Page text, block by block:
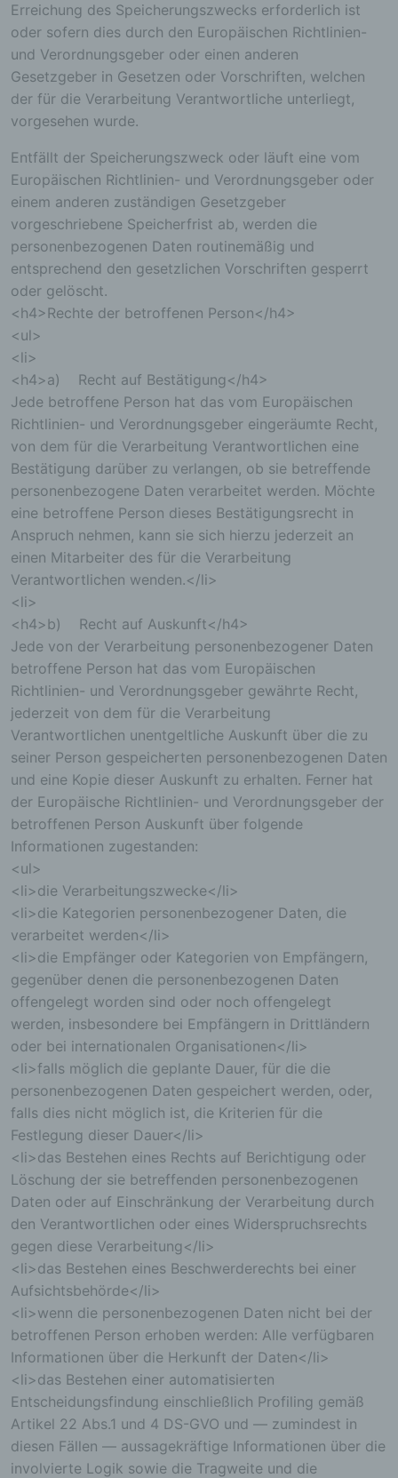
Erreichung des Speicherungszwecks erforderlich ist
oder sofern dies durch den Europäischen Richtlinien-
und Verordnungsgeber oder einen anderen
Gesetzgeber in Gesetzen oder Vorschriften, welchen
der für die Verarbeitung Verantwortliche unterliegt,
vorgesehen wurde.
Entfällt der Speicherungszweck oder läuft eine vom
Europäischen Richtlinien- und Verordnungsgeber oder
einem anderen zuständigen Gesetzgeber
vorgeschriebene Speicherfrist ab, werden die
personenbezogenen Daten routinemäßig und
entsprechend den gesetzlichen Vorschriften gesperrt
oder gelöscht.
<h4>Rechte der betroffenen Person</h4>
<ul>
<li>
<h4>a) Recht auf Bestätigung</h4>
Jede betroffene Person hat das vom Europäischen
Richtlinien- und Verordnungsgeber eingeräumte Recht,
von dem für die Verarbeitung Verantwortlichen eine
Bestätigung darüber zu verlangen, ob sie betreffende
personenbezogene Daten verarbeitet werden. Möchte
eine betroffene Person dieses Bestätigungsrecht in
Anspruch nehmen, kann sie sich hierzu jederzeit an
einen Mitarbeiter des für die Verarbeitung
Verantwortlichen wenden.</li>
<li>
<h4>b) Recht auf Auskunft</h4>
Jede von der Verarbeitung personenbezogener Daten
betroffene Person hat das vom Europäischen
Richtlinien- und Verordnungsgeber gewährte Recht,
jederzeit von dem für die Verarbeitung
Verantwortlichen unentgeltliche Auskunft über die zu
seiner Person gespeicherten personenbezogenen Daten
und eine Kopie dieser Auskunft zu erhalten. Ferner hat
der Europäische Richtlinien- und Verordnungsgeber der
betroffenen Person Auskunft über folgende
Informationen zugestanden:
<ul>
<li>die Verarbeitungszwecke</li>
<li>die Kategorien personenbezogener Daten, die
verarbeitet werden</li>
<li>die Empfänger oder Kategorien von Empfängern,
gegenüber denen die personenbezogenen Daten
offengelegt worden sind oder noch offengelegt
werden, insbesondere bei Empfängern in Drittländern
oder bei internationalen Organisationen</li>
<li>falls möglich die geplante Dauer, für die die
personenbezogenen Daten gespeichert werden, oder,
falls dies nicht möglich ist, die Kriterien für die
Festlegung dieser Dauer</li>
<li>das Bestehen eines Rechts auf Berichtigung oder
Löschung der sie betreffenden personenbezogenen
Daten oder auf Einschränkung der Verarbeitung durch
den Verantwortlichen oder eines Widerspruchsrechts
gegen diese Verarbeitung</li>
<li>das Bestehen eines Beschwerderechts bei einer
Aufsichtsbehörde</li>
<li>wenn die personenbezogenen Daten nicht bei der
betroffenen Person erhoben werden: Alle verfügbaren
Informationen über die Herkunft der Daten</li>
<li>das Bestehen einer automatisierten
Entscheidungsfindung einschließlich Profiling gemäß
Artikel 22 Abs.1 und 4 DS-GVO und — zumindest in
diesen Fällen — aussagekräftige Informationen über die
involvierte Logik sowie die Tragweite und die
Cookies in dem genutzten Internetbrowser, sind
unter Umständen nicht alle Funktionen unserer
Internetseite vollumfänglich nutzbar.
Erfassung von allgemeinen Daten und
Informationen
Internetseite durch eine betroffene Person oder ein
automatisiertes System eine Reihe von
allgemeinen Daten und Informationen. Diese
allgemeinen Daten und Informationen werden in
den Logfiles des Servers gespeichert. Erfasst
werden können die (1) verwendeten Browsertypen
und Versionen, (2) das vom zugreifenden System
verwendete Betriebssystem, (3) die Internetseite,
von welcher ein zugreifendes System auf unsere
Internetseite gelangt (sogenannte Referrer), (4) die
Unterwebseiten, welche über ein zugreifendes
Protokoll-Adresse (IP-Adresse), (7) der Internet-
Service-Provider des zugreifenden Systems und
(8) sonstige ähnliche Daten und Informationen, die
der Gefahrenabwehr im Falle von Angriffen auf
unsere informationstechnologischen Systeme
Bei der Nutzung dieser allgemeinen Daten und
Informationen ziehen wird keine Rückschlüsse auf
die betroffene Person. Diese Informationen werden
vielmehr benötigt, um (1) die Inhalte unserer
Internetseite korrekt auszuliefern, (2) die Inhalte
unserer Internetseite sowie die Werbung für diese
zu optimieren, (3) die dauerhafte
informationstechnologischen Systeme und der
Technik unserer Internetseite zu gewährleisten
sowie (4) um Strafverfolgungsbehörden im Falle
eines Cyberangriffes die zur Strafverfolgung
notwendigen Informationen bereitzustellen. Diese
anonym erhobenen Daten und Informationen
werden durch uns daher einerseits statistisch und
ferner mit dem Ziel ausgewertet, den Datenschutz
und die Datensicherheit in unserem Unternehmen
zu erhöhen, um letztlich ein optimales
Schutzniveau für die von uns verarbeiteten
personenbezogenen Daten sicherzustellen. Die
anonymen Daten der Server-Logfiles werden
getrennt von allen durch eine betroffene Person
angegebenen personenbezogenen Daten
gespeichert.
Registrierung auf unserer Internetseite
Die betroffene Person hat die Möglichkeit, sich auf
der Internetseite des für die Verarbeitung
Verantwortlichen unter Angabe von
personenbezogenen Daten zu registrieren.
Welche personenbezogenen Daten dabei an den
für die Verarbeitung Verantwortlichen übermittelt
werden, ergibt sich aus der jeweiligen
Eingabemaske, die für die Registrierung
verwendet wird. Die von der betroffenen Person
eingegebenen personenbezogenen Daten werden
ausschließlich für die interne Verwendung bei dem
für die Verarbeitung Verantwortlichen und für
eigene Zwecke erhoben und gespeichert. Der für
die Verarbeitung Verantwortliche kann die
Weitergabe an einen oder mehrere
Auftragsverarbeiter, beispielsweise einen
Paketdienstleister, veranlassen, der die
personenbezogenen Daten ebenfalls
ausschließlich für eine interne Verwendung, die
dem für die Verarbeitung Verantwortlichen
zuzurechnen ist, nutzt.
Durch eine Registrierung auf der Internetseite des
für die Verarbeitung Verantwortlichen wird ferner
die vom Internet-Service-Provider (ISP) der
betroffenen Person vergebene IP-Adresse, das
Datum sowie die Uhrzeit der Registrierung
gespeichert. Die Speicherung dieser Daten erfolgt
vor dem Hintergrund, dass nur so der Missbrauch
unserer Dienste verhindert werden kann, und
diese Daten im Bedarfsfall ermöglichen,
begangene Straftaten aufzuklären. Insofern ist die
Speicherung dieser Daten zur Absicherung des für